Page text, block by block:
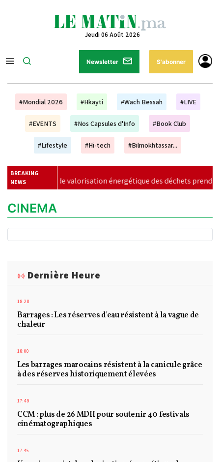
Jeudi 06 Août 2026
Newsletter S'abonner
#Mondial 2026 #Hkayti #Wach Bessah #LIVE
#EVENTS #Nos Capsules d'Info #Book Club
#Lifestyle #Hi-tech #Bilmokhtassar...
BREAKING
NEWS
de valorisation énergétique des déchets prend forme à
CINEMA
Dernière Heure
18:28
Barrages : Les réserves d'eau résistent à la vague de
chaleur
18:00
Les barrages marocains résistent à la canicule grâce
à des réserves historiquement élevées
17:49
CCM : plus de 26 MDH pour soutenir 40 festivals
cinématographiques
17:45